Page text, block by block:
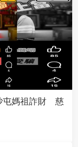
屯媽祖詐財 慈